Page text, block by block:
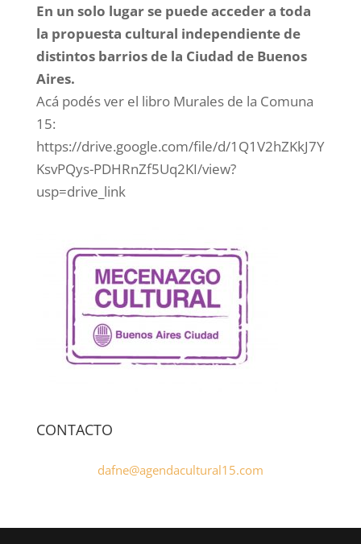
En un solo lugar se puede acceder a toda
la propuesta cultural independiente de
distintos barrios de la Ciudad de Buenos
Aires.
Acá podés ver el libro Murales de la Comuna
15:
https://drive.google.com/file/d/1Q1V2hZKkJ7Y
KsvPQys-PDHRnZf5Uq2KI/view?
usp=drive_link
CONTACTO
dafne@agendacultural15.com